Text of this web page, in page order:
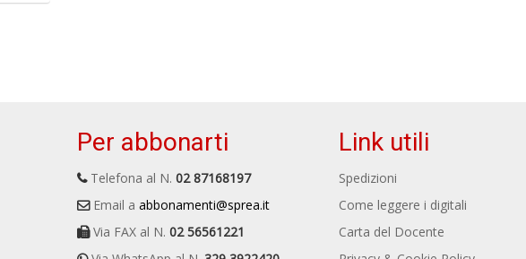
Per abbonarti
Telefona al N. 02 87168197
Email a abbonamenti@sprea.it
Via FAX al N. 02 56561221
Link utili
Spedizioni
Come leggere i digitali
Carta del Docente